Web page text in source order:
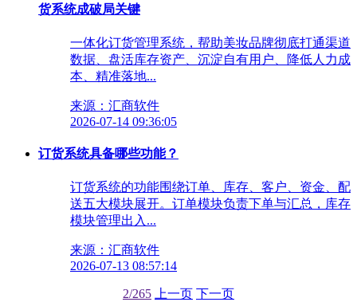
货系统成破局关键
一体化订货管理系统，帮助美妆品牌彻底打通渠道
数据、盘活库存资产、沉淀自有用户、降低人力成
本、精准落地...
来源：汇商软件
2026-07-14 09:36:05
订货系统具备哪些功能？
订货系统的功能围绕订单、库存、客户、资金、配
送五大模块展开。订单模块负责下单与汇总，库存
模块管理出入...
来源：汇商软件
2026-07-13 08:57:14
2/265 上一页 下一页